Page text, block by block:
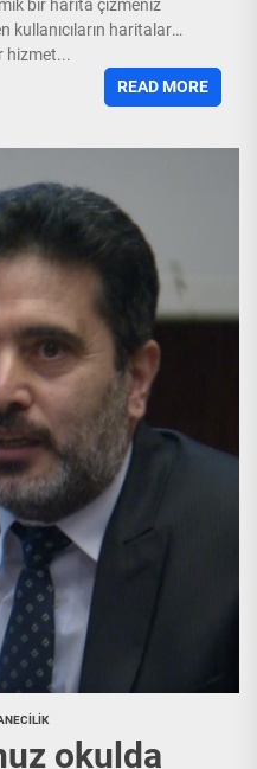
bir harita çizmeniz
kullanıcıların haritalar
hizmet...
READ MORE
okulda